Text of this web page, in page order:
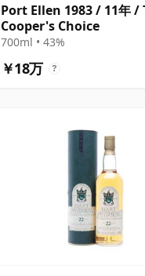
Port Ellen 1983 / 11年 /
Cooper's Choice
700ml • 43%
￥18万 ?